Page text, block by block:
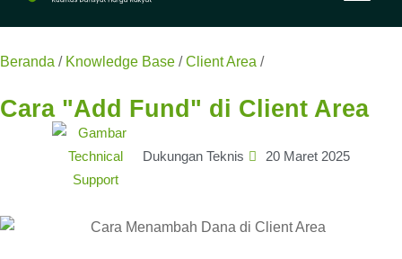
Beranda / Knowledge Base / Client Area /Bagaimana cara
Cara "Add Fund" di Client Area
Dukungan Teknis 20 Maret 2025